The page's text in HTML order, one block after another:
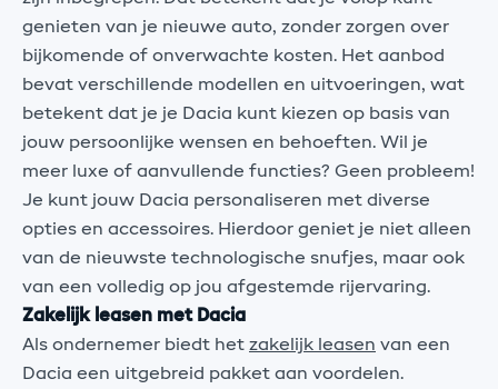
genieten van je nieuwe auto, zonder zorgen over
bijkomende of onverwachte kosten. Het aanbod
bevat verschillende modellen en uitvoeringen, wat
betekent dat je je Dacia kunt kiezen op basis van
jouw persoonlijke wensen en behoeften. Wil je
meer luxe of aanvullende functies? Geen probleem!
Je kunt jouw Dacia personaliseren met diverse
opties en accessoires. Hierdoor geniet je niet alleen
van de nieuwste technologische snufjes, maar ook
van een volledig op jou afgestemde rijervaring.
Zakelijk leasen met Dacia
Als ondernemer biedt het zakelijk leasen van een
Dacia een uitgebreid pakket aan voordelen.